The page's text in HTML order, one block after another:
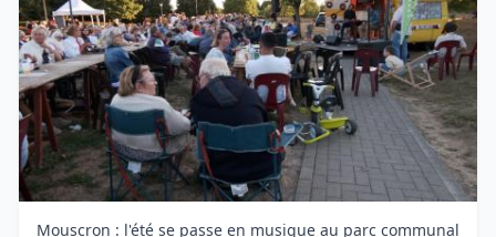
Mouscron : l'été se passe en musique au parc communal